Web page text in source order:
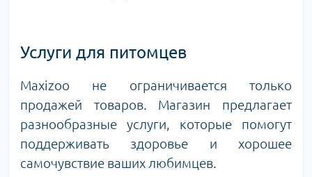
Услуги для питомцев
Maxizoo не ограничивается только
продажей товаров. Магазин предлагает
разнообразные услуги, которые помогут
поддерживать здоровье и хорошее
самочувствие ваших любимцев.